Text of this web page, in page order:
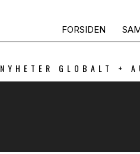
FORSIDEN
NYHETER GLOBALT +